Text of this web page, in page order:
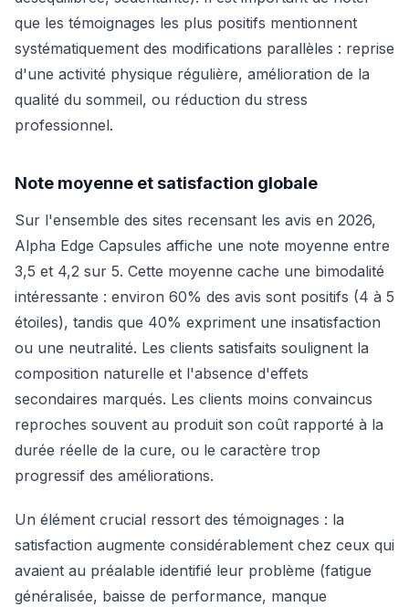
que les témoignages les plus positifs mentionnent
systématiquement des modifications parallèles : reprise
d'une activité physique régulière, amélioration de la
qualité du sommeil, ou réduction du stress
professionnel.
Note moyenne et satisfaction globale
Sur l'ensemble des sites recensant les avis en 2026,
Alpha Edge Capsules affiche une note moyenne entre
3,5 et 4,2 sur 5. Cette moyenne cache une bimodalité
intéressante : environ 60% des avis sont positifs (4 à 5
étoiles), tandis que 40% expriment une insatisfaction
ou une neutralité. Les clients satisfaits soulignent la
composition naturelle et l'absence d'effets
secondaires marqués. Les clients moins convaincus
reproches souvent au produit son coût rapporté à la
durée réelle de la cure, ou le caractère trop
progressif des améliorations.
Un élément crucial ressort des témoignages : la
satisfaction augmente considérablement chez ceux qui
avaient au préalable identifié leur problème (fatigue
généralisée, baisse de performance, manque